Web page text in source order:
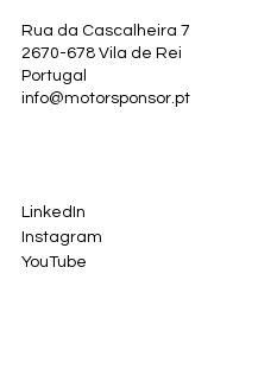
Rua da Cascalheira 7
2670-678 Vila de Rei
Portugal
info@motorsponsor.pt
LinkedIn
Instagram
YouTube